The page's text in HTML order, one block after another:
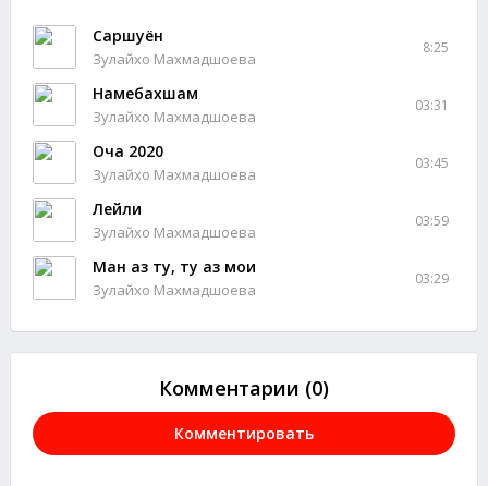
Саршуён
Зулайхо Махмадшоева
8:25
Намебахшам
Зулайхо Махмадшоева
03:31
Оча 2020
Зулайхо Махмадшоева
03:45
Лейли
Зулайхо Махмадшоева
03:59
Ман аз ту, ту аз мои
Зулайхо Махмадшоева
03:29
Комментарии (0)
Комментировать